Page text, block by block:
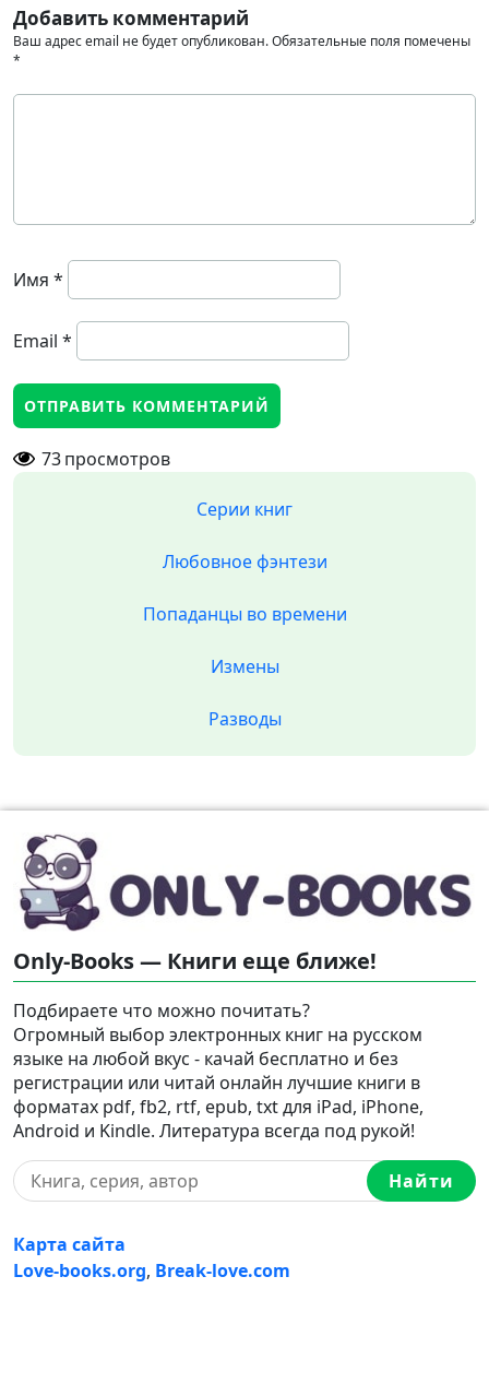
Добавить комментарий
Ваш адрес email не будет опубликован.Обязательные поля помечены
*
Имя *
Email *
73просмотров
Серии книг
Любовное фэнтези
Попаданцы во времени
Измены
Разводы
Only-Books — Книги еще ближе!
Подбираете что можно почитать?
Огромный выбор электронных книг на русском
языке на любой вкус - качай бесплатно и без
регистрации или читай онлайн лучшие книги в
форматах pdf, fb2, rtf, epub, txt для iPad, iPhone,
Android и Kindle. Литература всегда под рукой!
Найти
Карта сайта
Love-books.org, Break-love.com